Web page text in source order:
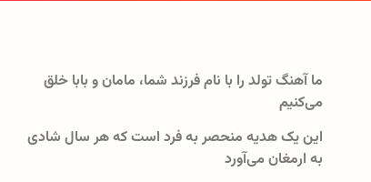
ما آهنگ تولد را با نام فرزند شما، مامان و بابا خلق
می‌کنیم
این یک هدیه منحصر به فرد است که هر سال شادی
به ارمغان می‌آورد